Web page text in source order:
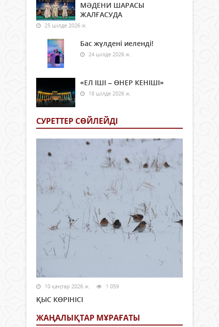
МӘДЕНИ ШАРАСЫ
ЖАЛҒАСУДА
25 шілде 2026 ж.
Бас жүлдені иеленді!
24 шілде 2026 ж.
«ЕЛ ІШІ – ӨНЕР КЕНІШІ»
18 шілде 2026 ж.
СУРЕТТЕР СӨЙЛЕЙДI
10 қаңтар 2026 ж. 1 059
ҚЫС КӨРІНІСІ
ЖАҢАЛЫҚТАР МҰРАҒАТЫ